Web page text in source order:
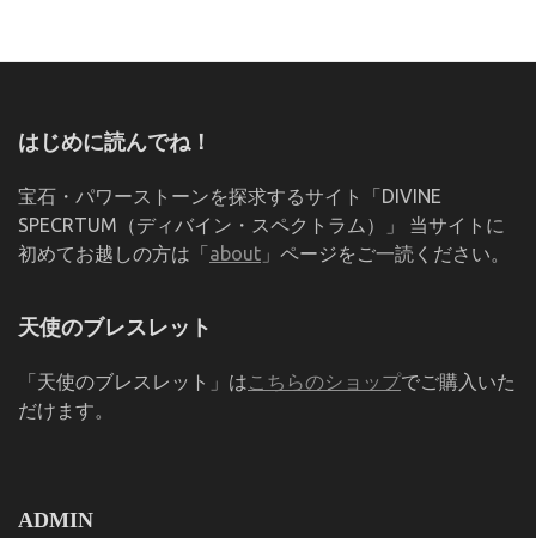
はじめに読んでね！
宝石・パワーストーンを探求するサイト「DIVINE
SPECRTUM（ディバイン・スペクトラム）」 当サイトに
初めてお越しの方は「 about 」ページをご一読ください。
天使のブレスレット
「天使のブレスレット」はこちらのショップでご購入いた
だけます。
ADMIN